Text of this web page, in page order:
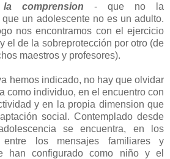
la comprension - que no la
un adolescente no es un adulto.
nos encontramos con el ejercicio
el de la sobreprotección por otro (de
maestros y profesores).
hemos indicado, no hay que olvidar
como individuo, en el encuentro con
y en la propia dimension que
social. Contemplado desde
se encuentra, en los
entre los mensajes familiares y
han configurado como niño y el